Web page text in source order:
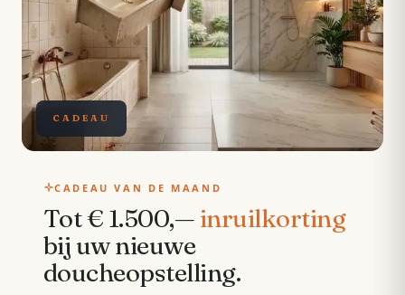
CADEAU
CADEAU VAN DE MAAND
Tot € 1.500,— inruilkorting
bij uw nieuwe
doucheopstelling.